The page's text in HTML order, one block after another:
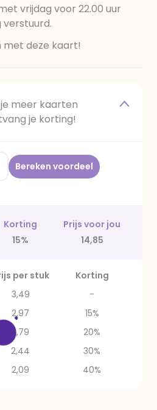
vrijdag voor 22.00 uur
verstuurd.
met deze kaart!
meer kaarten
je korting!
Bereken voordeel
Korting
Prijs voor jou
15% 14,85
per stuk
Korting
3,49
-
2,97
15%
2,79
20%
2,44
30%
2,09 40%